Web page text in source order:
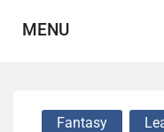
MENU
Fantasy